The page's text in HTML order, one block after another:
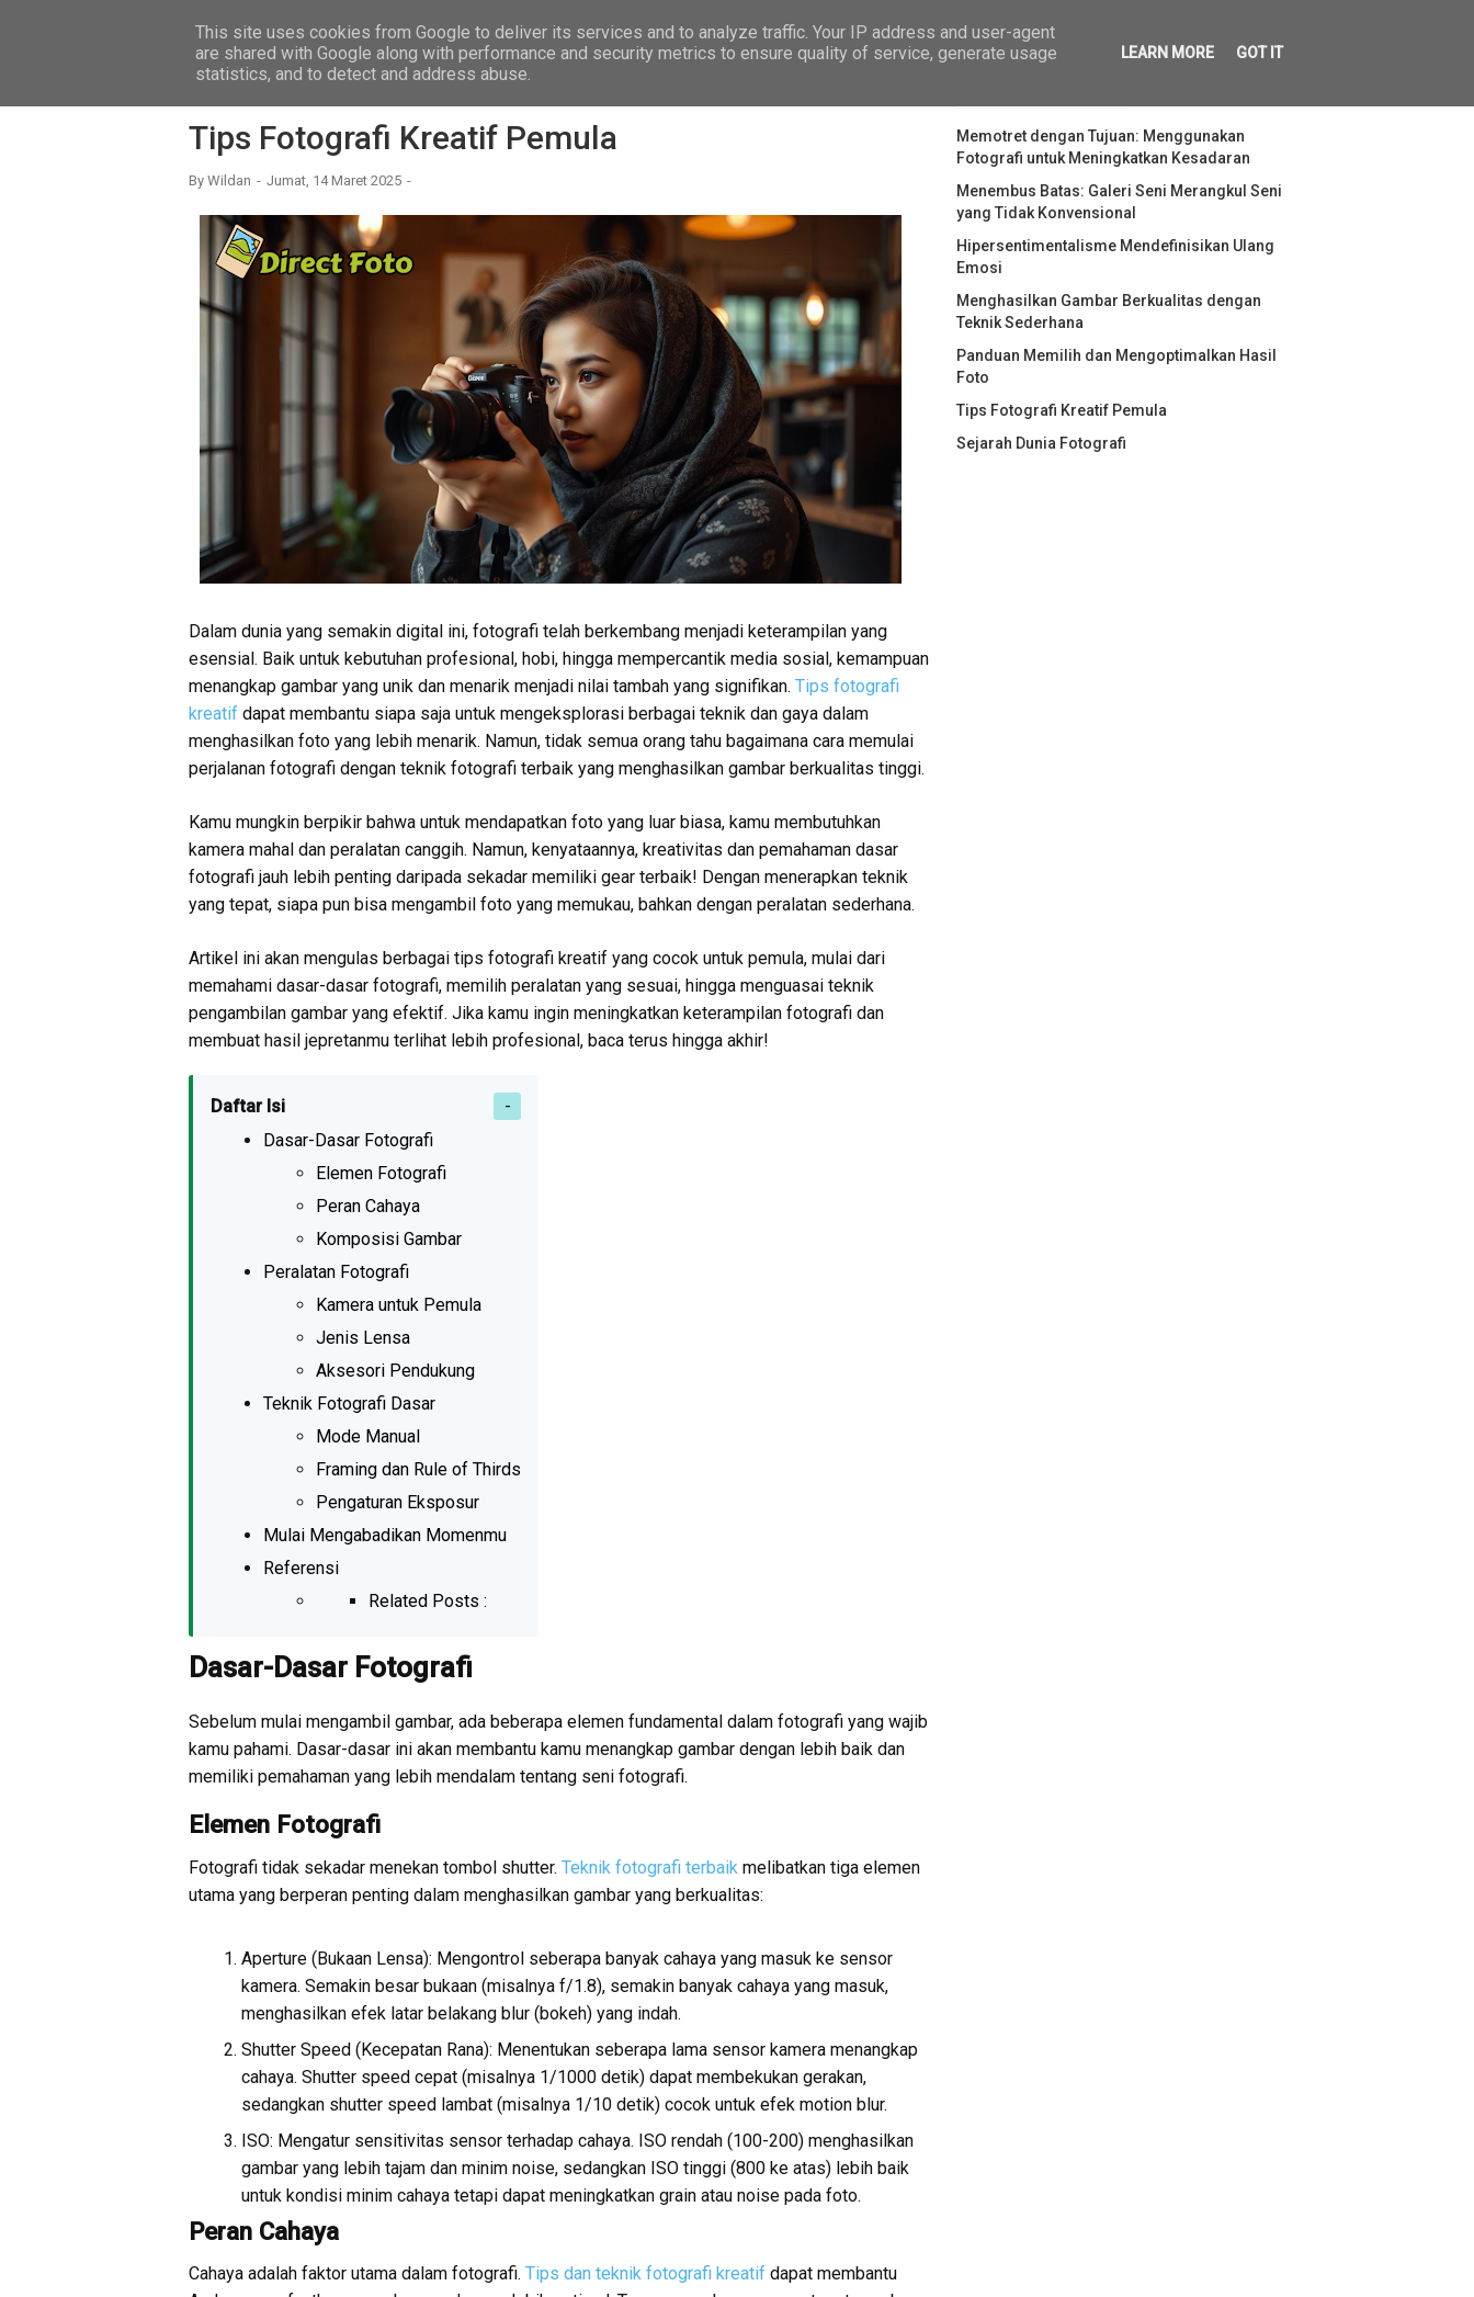
FOTOGRAFI PERALATAN FOTOGRAFI TIPS FOTOGRAFI
Tips Fotografi Kreatif Pemula
By Wildan Jumat, 14 Maret 2025
Dalam dunia yang semakin digital ini, fotografi telah berkembang menjadi keterampilan yang
esensial. Baik untuk kebutuhan profesional, hobi, hingga mempercantik media sosial, kemampuan
menangkap gambar yang unik dan menarik menjadi nilai tambah yang signifikan. Tips fotografi
kreatif dapat membantu siapa saja untuk mengeksplorasi berbagai teknik dan gaya dalam
menghasilkan foto yang lebih menarik. Namun, tidak semua orang tahu bagaimana cara memulai
perjalanan fotografi dengan teknik fotografi terbaik yang menghasilkan gambar berkualitas tinggi.
Kamu mungkin berpikir bahwa untuk mendapatkan foto yang luar biasa, kamu membutuhkan
kamera mahal dan peralatan canggih. Namun, kenyataannya, kreativitas dan pemahaman dasar
fotografi jauh lebih penting daripada sekadar memiliki gear terbaik! Dengan menerapkan teknik
yang tepat, siapa pun bisa mengambil foto yang memukau, bahkan dengan peralatan sederhana.
Artikel ini akan mengulas berbagai tips fotografi kreatif yang cocok untuk pemula, mulai dari
memahami dasar-dasar fotografi, memilih peralatan yang sesuai, hingga menguasai teknik
pengambilan gambar yang efektif. Jika kamu ingin meningkatkan keterampilan fotografi dan
membuat hasil jepretanmu terlihat lebih profesional, baca terus hingga akhir!
Daftar Isi
Dasar-Dasar Fotografi
Elemen Fotografi
Peran Cahaya
Komposisi Gambar
Peralatan Fotografi
Kamera untuk Pemula
Jenis Lensa
Aksesori Pendukung
Teknik Fotografi Dasar
Mode Manual
Framing dan Rule of Thirds
Pengaturan Eksposur
Mulai Mengabadikan Momenmu
Referensi
Related Posts :
Dasar-Dasar Fotografi
Sebelum mulai mengambil gambar, ada beberapa elemen fundamental dalam fotografi yang wajib
kamu pahami. Dasar-dasar ini akan membantu kamu menangkap gambar dengan lebih baik dan
memiliki pemahaman yang lebih mendalam tentang seni fotografi.
Elemen Fotografi
Fotografi tidak sekadar menekan tombol shutter. Teknik fotografi terbaik melibatkan tiga elemen
utama yang berperan penting dalam menghasilkan gambar yang berkualitas:
Aperture (Bukaan Lensa): Mengontrol seberapa banyak cahaya yang masuk ke sensor
kamera. Semakin besar bukaan (misalnya f/1.8), semakin banyak cahaya yang masuk,
menghasilkan efek latar belakang blur (bokeh) yang indah.
Shutter Speed (Kecepatan Rana): Menentukan seberapa lama sensor kamera menangkap
cahaya. Shutter speed cepat (misalnya 1/1000 detik) dapat membekukan gerakan,
sedangkan shutter speed lambat (misalnya 1/10 detik) cocok untuk efek motion blur.
ISO: Mengatur sensitivitas sensor terhadap cahaya. ISO rendah (100-200) menghasilkan
gambar yang lebih tajam dan minim noise, sedangkan ISO tinggi (800 ke atas) lebih baik
untuk kondisi minim cahaya tetapi dapat meningkatkan grain atau noise pada foto.
Peran Cahaya
Cahaya adalah faktor utama dalam fotografi. Tips dan teknik fotografi kreatif dapat membantu
Memotret dengan Tujuan: Menggunakan
Fotografi untuk Meningkatkan Kesadaran
Menembus Batas: Galeri Seni Merangkul Seni
yang Tidak Konvensional
Hipersentimentalisme Mendefinisikan Ulang
Emosi
Menghasilkan Gambar Berkualitas dengan
Teknik Sederhana
Panduan Memilih dan Mengoptimalkan Hasil
Foto
Tips Fotografi Kreatif Pemula
Sejarah Dunia Fotografi
This site uses cookies from Google to deliver its services and to analyze traffic. Your IP address and user-agent
are shared with Google along with performance and security metrics to ensure quality of service, generate usage
statistics, and to detect and address abuse.
LEARN MORE GOT IT